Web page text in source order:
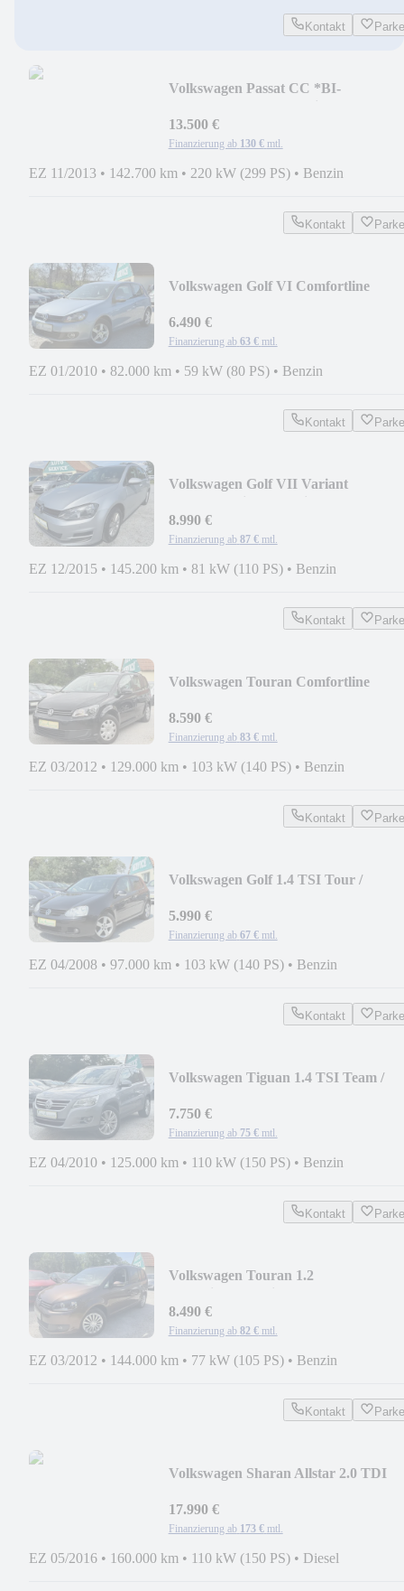
Kontakt
Volkswagen Passat CC *BI-
13.500 €
Finanzierung ab 130 € mtl.
EZ 11/2013 • 142.700 km • 220 kW (299 PS) • Benzin
Kontakt
Volkswagen Golf VI Comfortline
6.490 €
Finanzierung ab 63 € mtl.
EZ 01/2010 • 82.000 km • 59 kW (80 PS) • Benzin
Kontakt
Volkswagen Golf VII Variant
8.990 €
Finanzierung ab 87 € mtl.
EZ 12/2015 • 145.200 km • 81 kW (110 PS) • Benzin
Kontakt
Volkswagen Touran Comfortline
8.590 €
Finanzierung ab 83 € mtl.
EZ 03/2012 • 129.000 km • 103 kW (140 PS) • Benzin
Kontakt
Volkswagen Golf 1.4 TSI Tour /
5.990 €
Finanzierung ab 67 € mtl.
EZ 04/2008 • 97.000 km • 103 kW (140 PS) • Benzin
Kontakt
Volkswagen Tiguan 1.4 TSI Team /
7.750 €
Finanzierung ab 75 € mtl.
EZ 04/2010 • 125.000 km • 110 kW (150 PS) • Benzin
Kontakt
Volkswagen Touran 1.2
8.490 €
Finanzierung ab 82 € mtl.
EZ 03/2012 • 144.000 km • 77 kW (105 PS) • Benzin
Kontakt
Volkswagen Sharan Allstar 2.0 TDI
17.990 €
Finanzierung ab 173 € mtl.
EZ 05/2016 • 160.000 km • 110 kW (150 PS) • Diesel